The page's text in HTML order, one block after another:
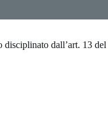
dall’art. 13